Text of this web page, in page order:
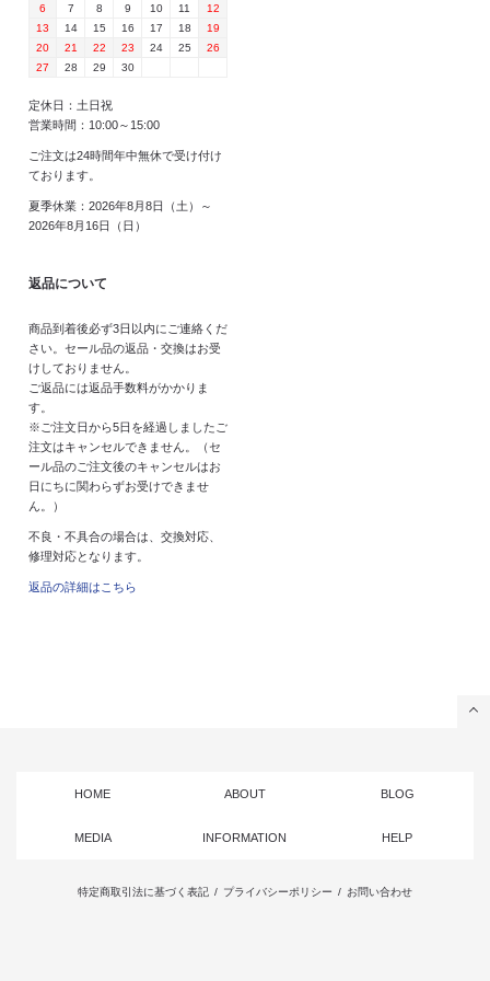
6 7 8 9 10 11
12
13
14 15 16 17 18
19
20
21 22 23 24 25
26
27
28 29 30
定休日：土日祝
営業時間：10:00～15:00
ご注文は24時間年中無休で受け付け
ております。
夏季休業：2026年8月8日（土）～
2026年8月16日（日）
返品について
商品到着後必ず3日以内にご連絡くだ
さい。セール品の返品・交換はお受
けしておりません。
ご返品には返品手数料がかかりま
す。
※ご注文日から5日を経過しましたご
注文はキャンセルできません。（セ
ール品のご注文後のキャンセルはお
日にちに関わらずお受けできませ
ん。）
不良・不具合の場合は、交換対応、
修理対応となります。
返品の詳細はこちら
HOME ABOUT BLOG
MEDIA INFORMATION HELP
特定商取引法に基づく表記 / プライバシーポリシー / お問い合わせ